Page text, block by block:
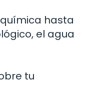
hasta
el agua
tu